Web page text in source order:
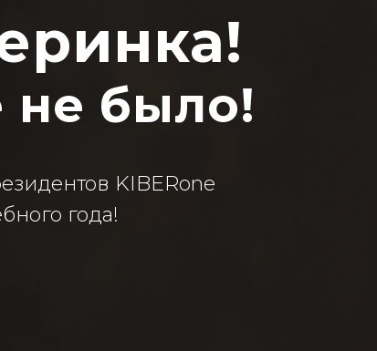
не было!
KIBERone
года!